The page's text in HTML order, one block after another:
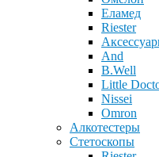
Еламед
Riester
And
B.Well
Little
Nissei
Omron
Алкотестеры
Стетоскопы